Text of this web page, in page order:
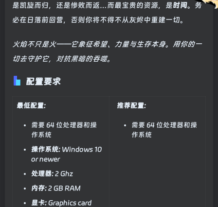
是凯旋而归，还是惨败而返…而最宝贵的资源，是时间。务
必在日落前回营，否则你将不得不从灰烬中重建一切。
火焰不只是火——它象征希望、力量与生存本身。用你的一
切去守护它，对抗黑暗的吞噬。
配置要求
最低配置:
需要 64 位处理器和操
作系统
操作系统: Windows 10
or newer
处理器:2 Ghz
内存:2 GB RAM
显卡:Graphics card
推荐配置:
需要 64 位处理器和操
作系统